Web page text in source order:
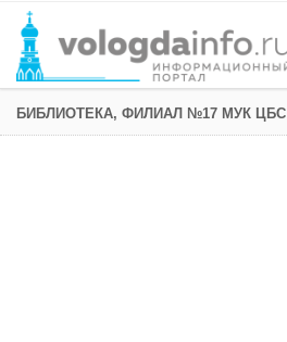
БИБЛИОТЕКА, ФИЛИАЛ №17 МУК ЦБС